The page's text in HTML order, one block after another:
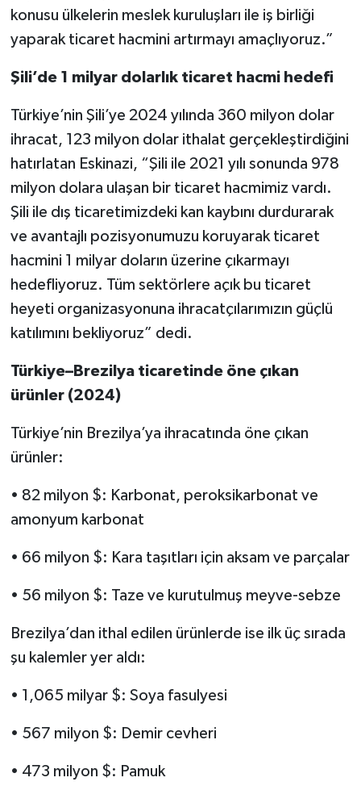
konusu ülkelerin meslek kuruluşları ile iş birliği
yaparak ticaret hacmini artırmayı amaçlıyoruz.”
Şili’de 1 milyar dolarlık ticaret hacmi hedefi
Türkiye’nin Şili’ye 2024 yılında 360 milyon dolar
ihracat, 123 milyon dolar ithalat gerçekleştirdiğini
hatırlatan Eskinazi, “Şili ile 2021 yılı sonunda 978
milyon dolara ulaşan bir ticaret hacmimiz vardı.
Şili ile dış ticaretimizdeki kan kaybını durdurarak
ve avantajlı pozisyonumuzu koruyarak ticaret
hacmini 1 milyar doların üzerine çıkarmayı
hedefliyoruz. Tüm sektörlere açık bu ticaret
heyeti organizasyonuna ihracatçılarımızın güçlü
katılımını bekliyoruz” dedi.
Türkiye–Brezilya ticaretinde öne çıkan
ürünler (2024)
Türkiye’nin Brezilya’ya ihracatında öne çıkan
ürünler:
• 82 milyon $: Karbonat, peroksikarbonat ve
amonyum karbonat
• 66 milyon $: Kara taşıtları için aksam ve parçalar
• 56 milyon $: Taze ve kurutulmuş meyve-sebze
Brezilya’dan ithal edilen ürünlerde ise ilk üç sırada
şu kalemler yer aldı:
• 1,065 milyar $: Soya fasulyesi
• 567 milyon $: Demir cevheri
• 473 milyon $: Pamuk